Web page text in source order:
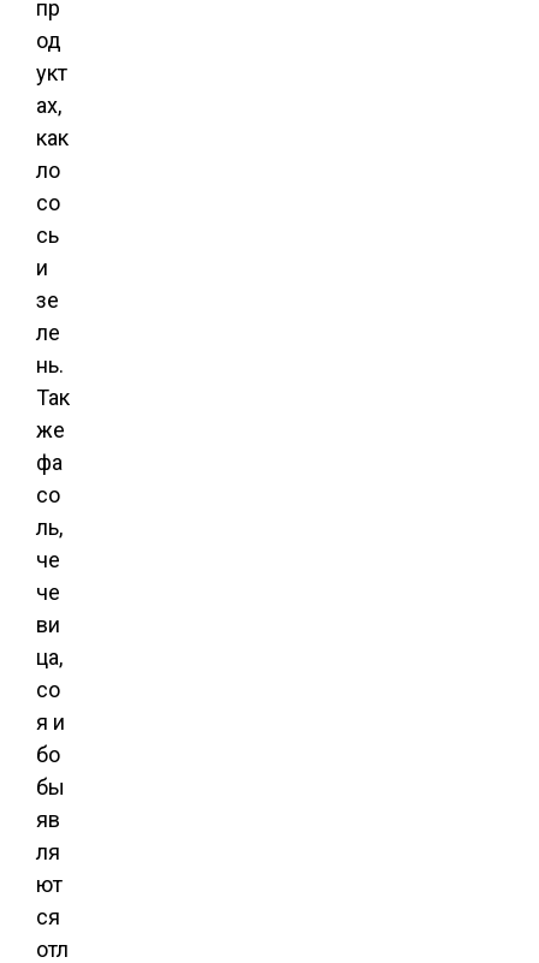
пр
од
укт
ах,
как
ло
со
сь
и
зе
ле
нь.
Так
же
фа
со
ль,
че
че
ви
ца,
со
я и
бо
бы
яв
ля
ют
ся
отл